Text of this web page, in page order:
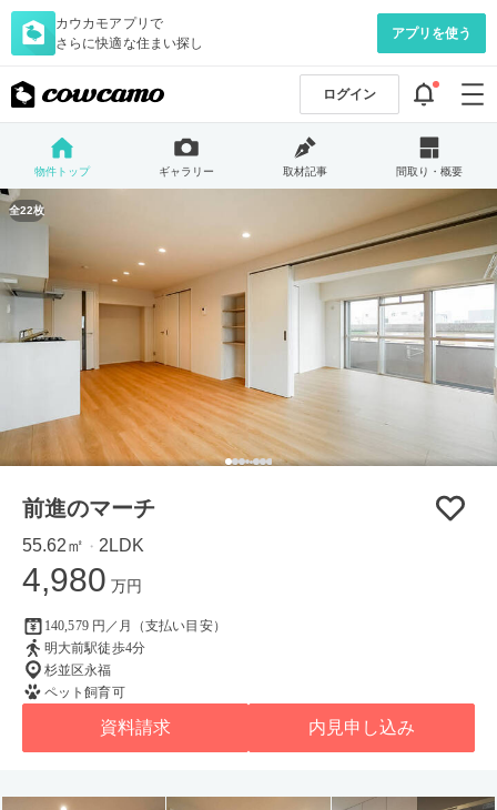
カウカモアプリで
さらに快適な住まい探し
アプリを使う
ログイン
物件トップ ギャラリー 取材記事 間取り・概要
全22枚
前進のマーチ
55.62㎡ ・ 2LDK
4,980 万円
140,579 円／月（支払い目安）
明大前駅徒歩4分
杉並区永福
ペット飼育可
資料請求 内見申し込み